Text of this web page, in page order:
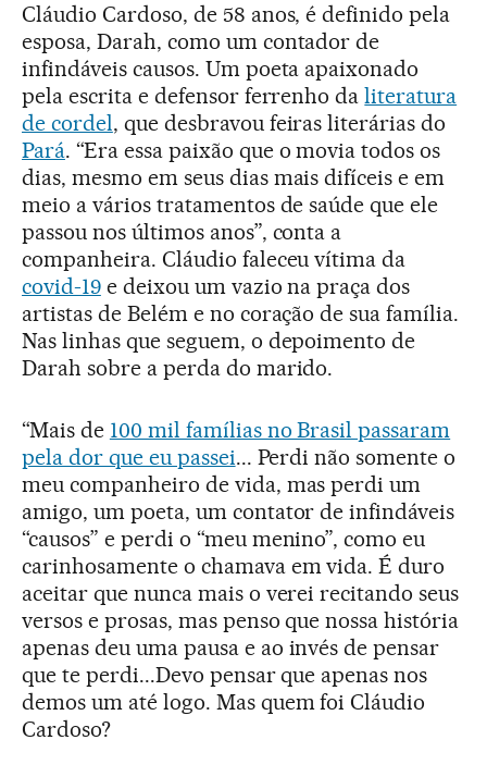
Cláudio Cardoso, de 58 anos, é definido pela
esposa, Darah, como um contador de
infindáveis causos. Um poeta apaixonado
pela escrita e defensor ferrenho daliteratura
de cordel, que desbravou feiras literárias do
Pará. “Era essa paixão que o movia todos os
dias, mesmo em seus dias mais difíceis e em
meio a vários tratamentos de saúde que ele
passou nos últimos anos”, conta a
companheira. Cláudio faleceu vítima da
covid-19e deixou um vazio na praça dos
artistas de Belém e no coração de sua família.
Nas linhas que seguem, o depoimento de
Darah sobre a perda do marido.
“Mais de 100 mil famílias no Brasil passaram
pela dor que eu passei... Perdi não somente o
meu companheiro de vida, mas perdi um
amigo, um poeta, um contator de infindáveis
“causos” e perdi o “meu menino”, como eu
carinhosamente o chamava em vida. É duro
aceitar que nunca mais o verei recitando seus
versos e prosas, mas penso que nossa história
apenas deu uma pausa e ao invés de pensar
que te perdi...Devo pensar que apenas nos
demos um até logo. Mas quem foi Cláudio
Cardoso?